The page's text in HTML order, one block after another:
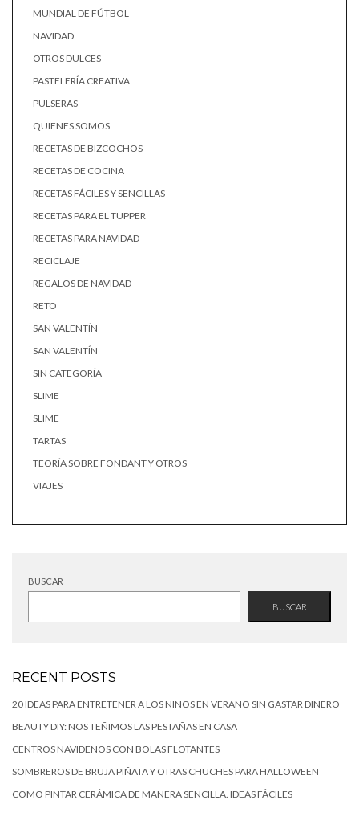
MUNDIAL DE FÚTBOL
NAVIDAD
OTROS DULCES
PASTELERÍA CREATIVA
PULSERAS
QUIENES SOMOS
RECETAS DE BIZCOCHOS
RECETAS DE COCINA
RECETAS FÁCILES Y SENCILLAS
RECETAS PARA EL TUPPER
RECETAS PARA NAVIDAD
RECICLAJE
REGALOS DE NAVIDAD
RETO
SAN VALENTÍN
SAN VALENTÍN
SIN CATEGORÍA
SLIME
SLIME
TARTAS
TEORÍA SOBRE FONDANT Y OTROS
VIAJES
BUSCAR
BUSCAR
RECENT POSTS
20 IDEAS PARA ENTRETENER A LOS NIÑOS EN VERANO SIN GASTAR DINERO
BEAUTY DIY: NOS TEÑIMOS LAS PESTAÑAS EN CASA
CENTROS NAVIDEÑOS CON BOLAS FLOTANTES
SOMBREROS DE BRUJA PIÑATA Y OTRAS CHUCHES PARA HALLOWEEN
COMO PINTAR CERÁMICA DE MANERA SENCILLA. IDEAS FÁCILES